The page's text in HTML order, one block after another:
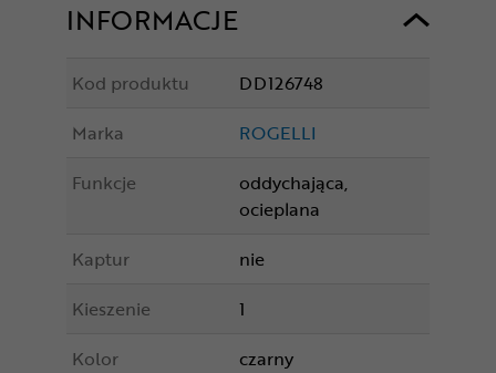
INFORMACJE
Kod produktu
DD126748
Marka
ROGELLI
Funkcje
oddychająca,
ocieplana
Kaptur
nie
Kieszenie
1
Kolor
czarny